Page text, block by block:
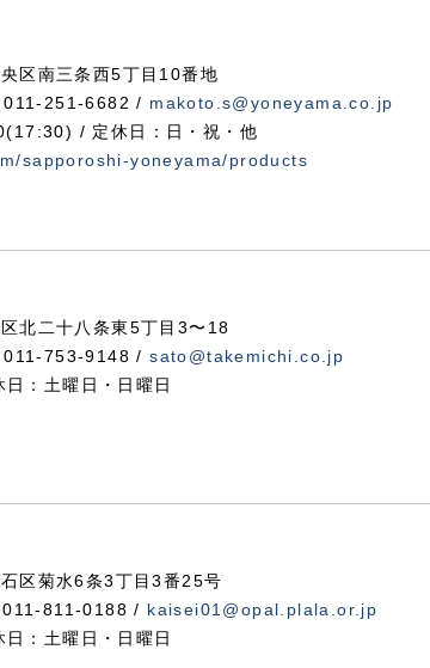
区南三条西5丁目10番地
251-6682 / makoto.s@yoneyama.co.jp
/ 定休日：日・祝・他
sapporoshi-yoneyama/products
北二十八条東5丁目3〜18
011-753-9148 /sato@takemichi.co.jp
：土曜日・日曜日
区菊水6条3丁目3番25号
811-0188 / kaisei01@opal.plala.or.jp
：土曜日・日曜日